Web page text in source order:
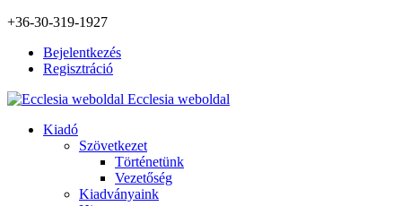
+36-30-319-1927
Bejelentkezés
Regisztráció
Ecclesia weboldal
Kiadó
Szövetkezet
Történetünk
Vezetőség
Kiadványaink